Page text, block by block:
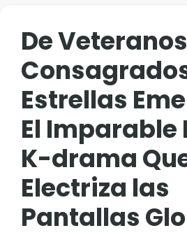
De Veteranos
Estrellas
El Imparable
K-drama
Electriza las
Pantallas